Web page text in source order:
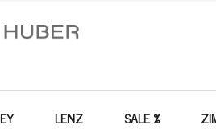
LENZ SALE %